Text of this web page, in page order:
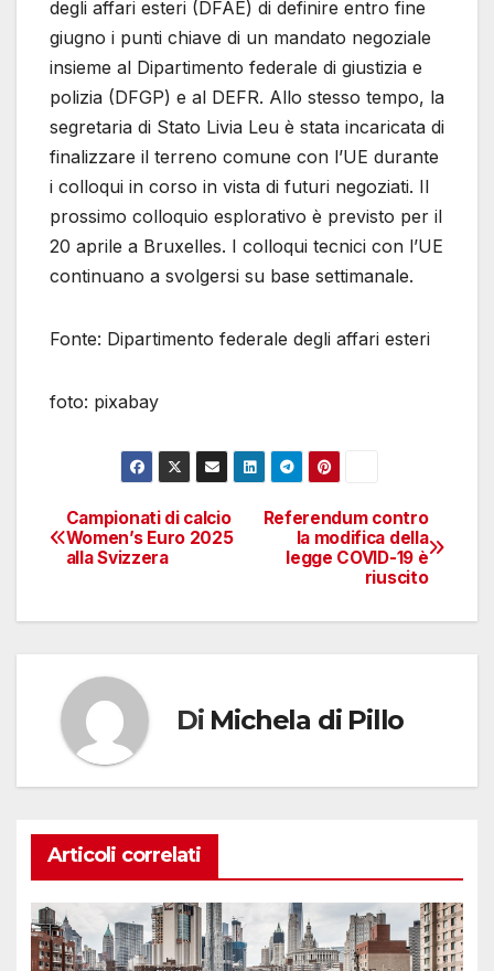
degli affari esteri (DFAE) di definire entro fine
giugno i punti chiave di un mandato negoziale
insieme al Dipartimento federale di giustizia e
polizia (DFGP) e al DEFR. Allo stesso tempo, la
segretaria di Stato Livia Leu è stata incaricata di
finalizzare il terreno comune con l’UE durante
i colloqui in corso in vista di futuri negoziati. Il
prossimo colloquio esplorativo è previsto per il
20 aprile a Bruxelles. I colloqui tecnici con l’UE
continuano a svolgersi su base settimanale.
Fonte: Dipartimento federale degli affari esteri
foto: pixabay
Navigazione
articoli
Referendum contro
la modifica della
legge COVID-19 è
riuscito
Campionati di calcio
Women’s Euro 2025
alla Svizzera
Di Michela di Pillo
Articoli correlati